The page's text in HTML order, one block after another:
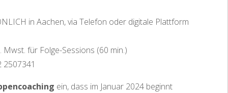
in Aachen, via Telefon oder digitale Plattform
Mwst. für Folge-Sessions (60 min.)
ein, dass im Januar 2024 beginnt